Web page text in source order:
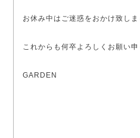
お休み中はご迷惑をおかけ致しま
これからも何卒よろしくお願い申
GARDEN